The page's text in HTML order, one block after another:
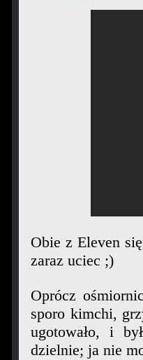
Obie z Eleven
zaraz uciec ;)
Oprócz
sporo kimchi,
ugotowało, i
dzielnie; ja nie